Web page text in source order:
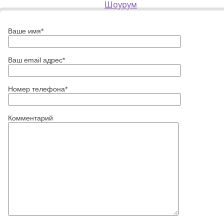
Шоурум
Ваше имя*
Ваш email адрес*
Номер телефона*
Комментарий